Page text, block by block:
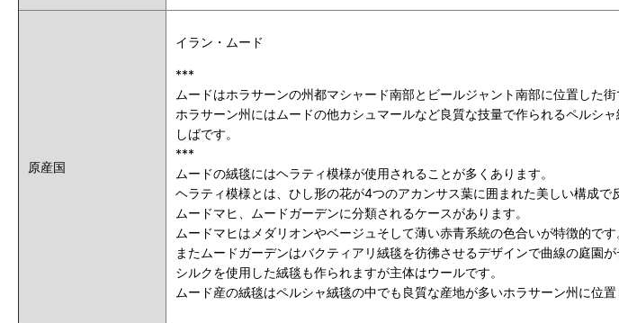
原産国
イラン・ムード
***
ムードはホラサーンの州都マシャード南部とビールジャント南部に位置した街
ホラサーン州にはムードの他カシュマールなど良質な技量で作られるペルシ
しばです。
***
ムードの絨毯にはヘラティ模様が使用されることが多くあります。
ヘラティ模様とは、ひし形の花が4つのアカンサス葉に囲まれた美しい構成で
ムードマヒ、ムードガーデンに分類されるケースがあります。
ムードマヒはメダリオンやベージュそして薄い赤青系統の色合いが特徴的です
またムードガーデンはバクティアリ絨毯を彷彿させるデザインで曲線の庭園が
シルクを使用した絨毯も作られますが主体はウールです。
ムード産の絨毯はペルシャ絨毯の中でも良質な産地が多いホラサーン州に位